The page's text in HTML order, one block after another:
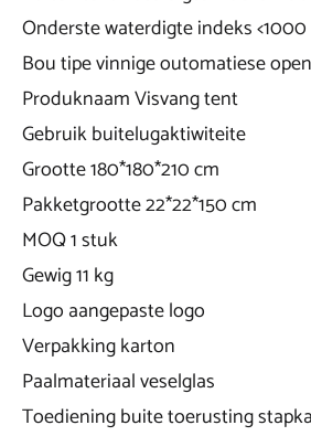
Onderste waterdigte indeks
Bou tipe vinnige outomatiese
Produknaam Visvang tent
Gebruik buitelugaktiwiteite
Grootte 180*180*210 cm
Pakketgrootte 22*22*150 cm
MOQ 1 stuk
Gewig 11 kg
Logo aangepaste logo
Verpakking karton
Paalmateriaal veselglas
Toediening buite toerusting